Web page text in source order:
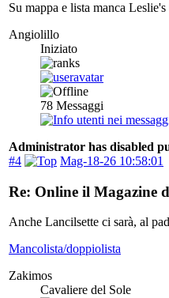
Su mappa e lista manca
Angiolillo
Iniziato
78 Messaggi
Administrator has disabled
#4
Mag-18-26 10:58:01
Re: Online il Magazine
Anche Lancilsette ci sarà, al
Mancolista/doppiolista
Zakimos
Cavaliere del Sole